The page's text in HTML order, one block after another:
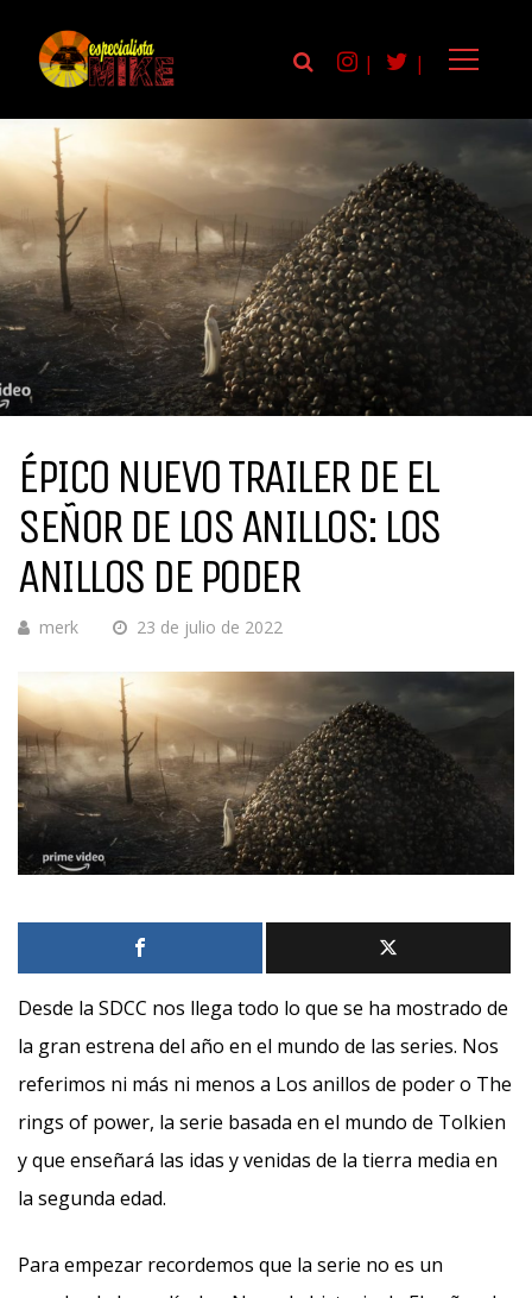
| |
ÉPICO NUEVO TRAILER DE EL
SEÑOR DE LOS ANILLOS: LOS
ANILLOS DE PODER
merk 23 de julio de 2022
Desde la SDCC nos llega todo lo que se ha mostrado de
la gran estrena del año en el mundo de las series. Nos
referimos ni más ni menos a Los anillos de poder o The
rings of power, la serie basada en el mundo de Tolkien
y que enseñará las idas y venidas de la tierra media en
la segunda edad.
Para empezar recordemos que la serie no es un